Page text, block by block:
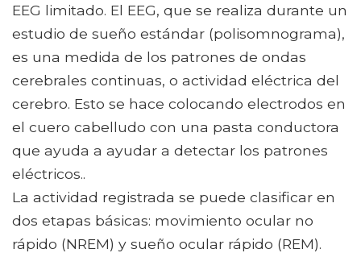
EEG limitado. El EEG, que se realiza durante un
estudio de sueño estándar (polisomnograma),
es una medida de los patrones de ondas
cerebrales continuas, o actividad eléctrica del
cerebro. Esto se hace colocando electrodos en
el cuero cabelludo con una pasta conductora
que ayuda a ayudar a detectar los patrones
eléctricos..
La actividad registrada se puede clasificar en
dos etapas básicas: movimiento ocular no
rápido (NREM) y sueño ocular rápido (REM).